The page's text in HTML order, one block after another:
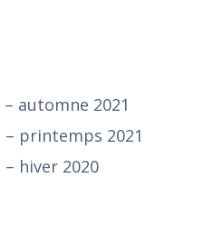
automne 2021
printemps 2021
hiver 2020